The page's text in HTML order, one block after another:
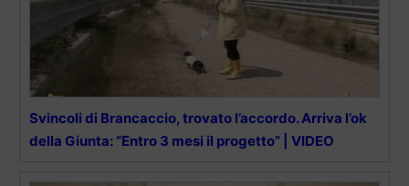
Svincoli di Brancaccio, trovato l’accordo. Arriva l’ok
della Giunta: “Entro 3 mesi il progetto” | VIDEO